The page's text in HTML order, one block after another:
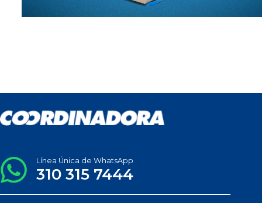
Línea Única de WhatsApp
310 315 7444